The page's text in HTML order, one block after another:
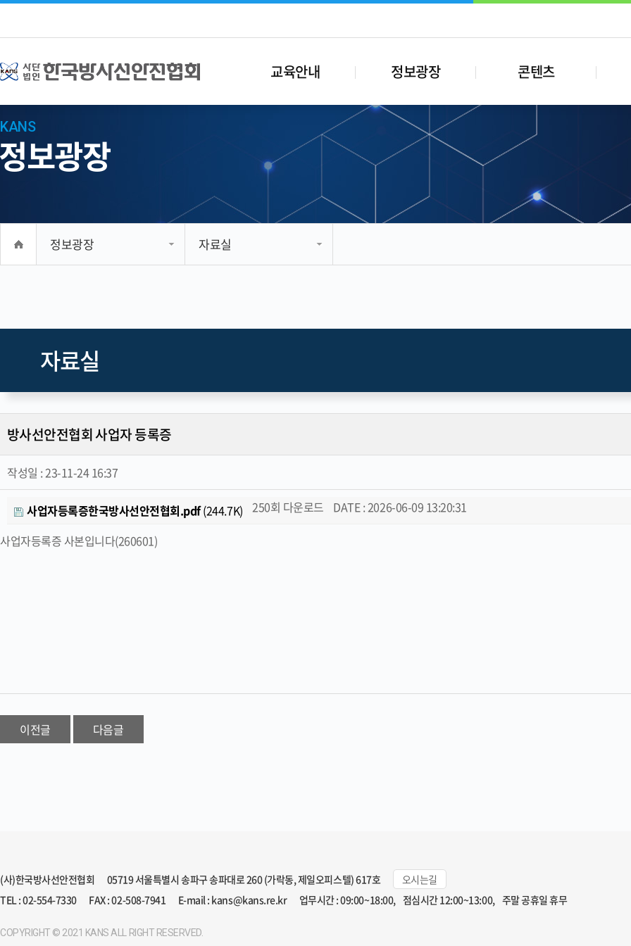
교육안내 정보광장 콘텐츠
KANS
보광장
정보광장 자료실
자료실
방사선안전협회 사업자 등록증
작성일 :23-11-24 16:37
사업자등록증한국방사선안전협회.pdf(244.7K) 250회 다운로드
DATE : 2026-06-09 13:20:31
사업자등록증 사본입니다(260601)
이전글 다음글
(사)한국방사선안전협회 05719 서울특별시 송파구 송파대로 260 (가락동, 제일오피스텔) 617호
오시는길
TEL : 02-554-7330
FAX : 02-508-7941 E-mail : kans@kans.re.kr 업무시간 : 09:00~18:00, 점심시간 12:00~13:00, 주말 공휴일 휴무
COPYRIGHT © 2021 KANS ALL RIGHT RESERVED.